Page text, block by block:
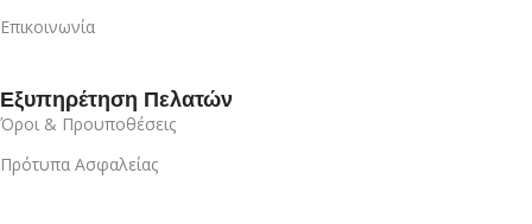
Επικοινωνία
Εξυπηρέτηση Πελατών
Όροι & Προυποθέσεις
Πρότυπα Ασφαλείας